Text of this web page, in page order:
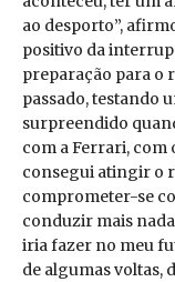
ao desporto”,
positivo da
preparação para o
passado, testando
surpreendido
com a Ferrari, com
consegui atingir o
comprometer-se
conduzir mais
iria fazer no meu
de algumas voltas,